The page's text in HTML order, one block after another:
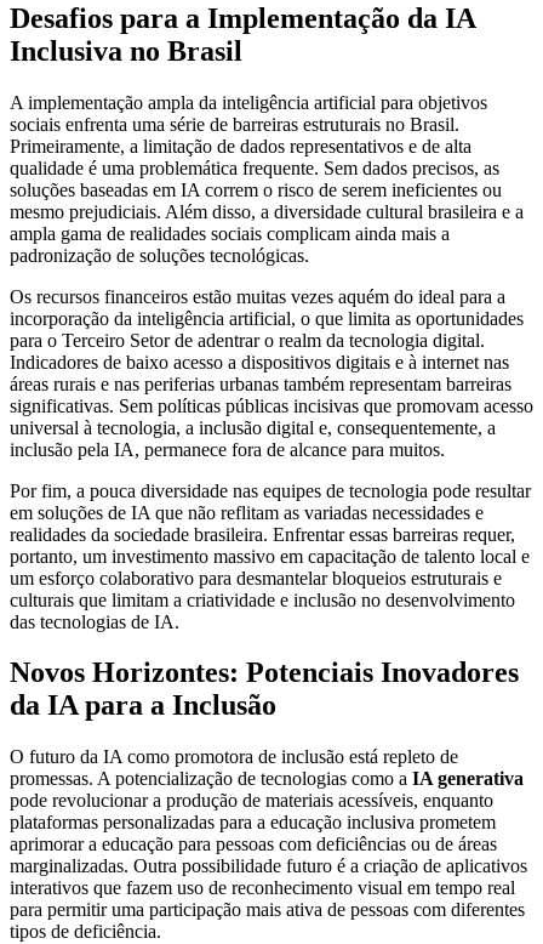
Desafios para a Implementação da IA
Inclusiva no Brasil
A implementação ampla da inteligência artificial para objetivos
sociais enfrenta uma série de barreiras estruturais no Brasil.
Primeiramente, a limitação de dados representativos e de alta
qualidade é uma problemática frequente. Sem dados precisos, as
soluções baseadas em IA correm o risco de serem ineficientes ou
mesmo prejudiciais. Além disso, a diversidade cultural brasileira e a
ampla gama de realidades sociais complicam ainda mais a
padronização de soluções tecnológicas.
Os recursos financeiros estão muitas vezes aquém do ideal para a
incorporação da inteligência artificial, o que limita as oportunidades
para o Terceiro Setor de adentrar o realm da tecnologia digital.
Indicadores de baixo acesso a dispositivos digitais e à internet nas
áreas rurais e nas periferias urbanas também representam barreiras
significativas. Sem políticas públicas incisivas que promovam acesso
universal à tecnologia, a inclusão digital e, consequentemente, a
inclusão pela IA, permanece fora de alcance para muitos.
Por fim, a pouca diversidade nas equipes de tecnologia pode resultar
em soluções de IA que não reflitam as variadas necessidades e
realidades da sociedade brasileira. Enfrentar essas barreiras requer,
portanto, um investimento massivo em capacitação de talento local e
um esforço colaborativo para desmantelar bloqueios estruturais e
culturais que limitam a criatividade e inclusão no desenvolvimento
das tecnologias de IA.
Novos Horizontes: Potenciais Inovadores
da IA para a Inclusão
O futuro da IA como promotora de inclusão está repleto de
promessas. A potencialização de tecnologias como a IA generativa
pode revolucionar a produção de materiais acessíveis, enquanto
plataformas personalizadas para a educação inclusiva prometem
aprimorar a educação para pessoas com deficiências ou de áreas
marginalizadas. Outra possibilidade futuro é a criação de aplicativos
interativos que fazem uso de reconhecimento visual em tempo real
para permitir uma participação mais ativa de pessoas com diferentes
tipos de deficiência.